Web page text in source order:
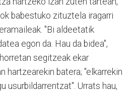
babestuko zituztela iragarri
"Bi aldeetatik
egon da. Hau da bidea",
segitzeak ekar
hartzearekin batera; "elkarrekin
usurbildarrentzat". Urrats hau,